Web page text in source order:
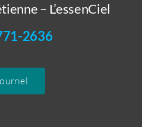
– L’essenCiel
2636